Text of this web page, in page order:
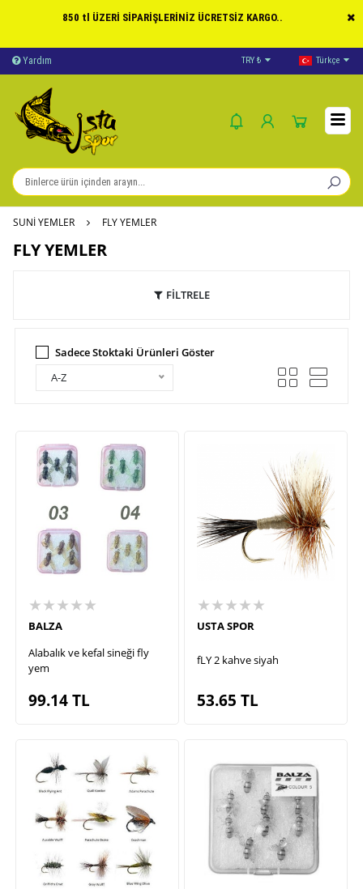
850 tl ÜZERİ SİPARİŞLERİNİZ ÜCRETSİZ KARGO..
Yardım Ödeme Bildirimi
TRY ₺ Türkçe
SUNİ YEMLER FLY YEMLER
FLY YEMLER
FİLTRELE
Sadece Stoktaki Ürünleri Göster
A-Z
★★★★★
BALZA
Alabalık ve kefal sineği fly
yem
99.14TL
★★★★★
USTA SPOR
fLY 2 kahve siyah
53.65 TL